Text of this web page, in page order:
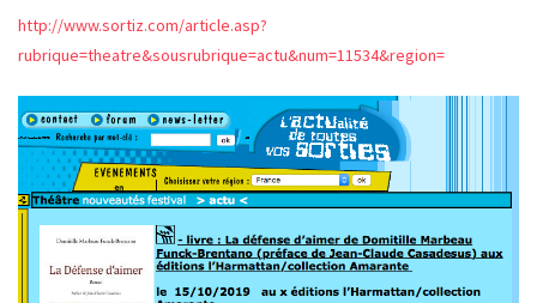
http://www.sortiz.com/article.asp?
rubrique=theatre&sousrubrique=actu&num=11534&region=